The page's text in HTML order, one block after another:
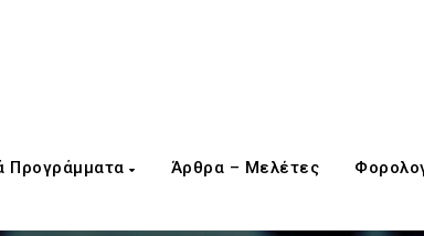
Προγράμματα Άρθρα – Μελέτες